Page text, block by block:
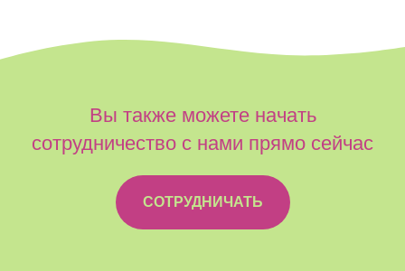
Вы также можете начать
сотрудничество с нами прямо сейчас
СОТРУДНИЧАТЬ